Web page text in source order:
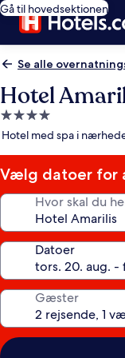
Gå til hovedsektionen
Se alle
Hotel
4.0-
stjernet
Hotel med spa i
Vælg datoer for
Hvor skal du
Datoer
Gæster